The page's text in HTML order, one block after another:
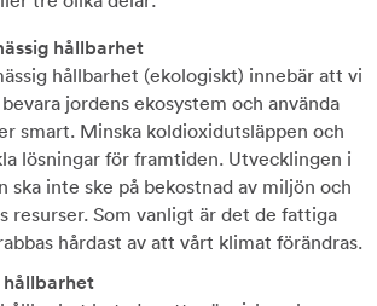
hållbarhet
hållbarhet (ekologiskt) innebär att vi
jordens ekosystem och använda
smart. Minska koldioxidutsläppen och
lösningar för framtiden. Utvecklingen i
ska inte ske på bekostnad av miljön och
resurser. Som vanligt är det de fattiga
hårdast av att vårt klimat förändras.
hållbarhet